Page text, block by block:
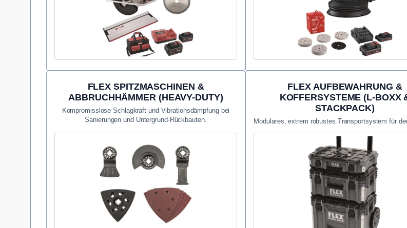
FLEX SPITZMASCHINEN &
ABBRUCHHÄMMER (HEAVY-DUTY)
Kompromisslose Schlagkraft und Vibrationsdämpfung bei
Sanierungen und Untergrund-Rückbauten.
FLEX AUFBEWAHRUNG &
KOFFERSYSTEME (L-BOXX
STACKPACK)
Modulares, extrem robustes Transportsystem für